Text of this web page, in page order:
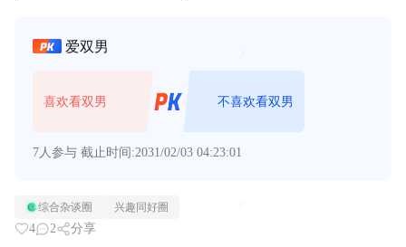
爱双男
喜欢看双男 不喜欢看双男
7人参与 截止时间:2031/02/03 04:23:01
综合杂谈圈 兴趣同好圈
4 2 分享